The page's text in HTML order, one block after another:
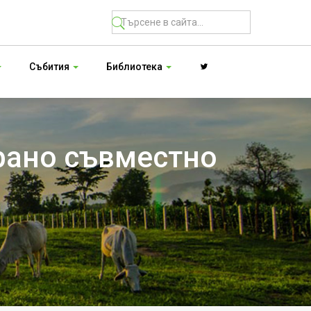
Събития Библиотека
съвместно